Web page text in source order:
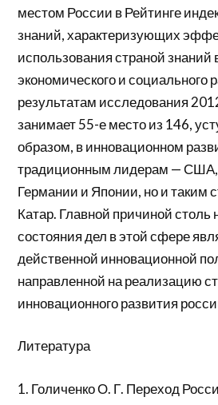
местом России в Рейтинге
знаний, характеризующих
использования страной знаний
экономического и социального
результатам исследования
занимает 55-е место из 146,
образом, в инновационном
традиционным лидерам — США,
Германии и Японии, но и таким
Катар. Главной причиной столь
состояния дел в этой сфере
действенной инновационной
направленной на реализацию
инновационного развития
Литература
1. Голиченко О. Г. Переход